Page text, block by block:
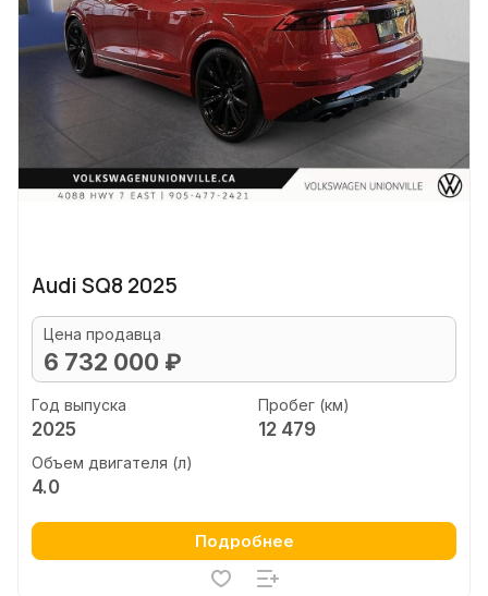
Audi SQ8 2025
Цена продавца
6 732 000 ₽
Год выпуска
2025
Пробег (км)
12 479
Объем двигателя (л)
4.0
Подробнее